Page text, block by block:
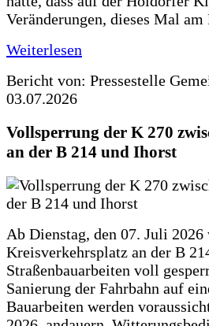
Veränderungen, dieses Mal am
Weiterlesen
Bericht von: Pressestelle
03.07.2026
Vollsperrung der K 270
an der B 214 und Ihorst
Ab Dienstag, den 07. Juli
Kreisverkehrsplatz an der B
Straßenbauarbeiten voll
Sanierung der Fahrbahn auf
Bauarbeiten werden